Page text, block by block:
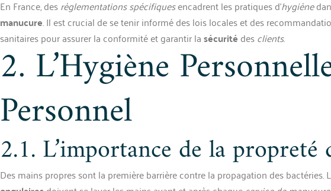
En France, desrèglementations spécifiquesencadrent les pratiques d’hygiène
manucure. Il est crucial de se tenir informé des lois locales et des
sanitaires pour assurer la conformité et garantir lasécurité desclients.
2. L’Hygiène
Personnel
2.1. L’importance de la propreté
Des mains propres sont la première barrière contre la propagation des bactéries.